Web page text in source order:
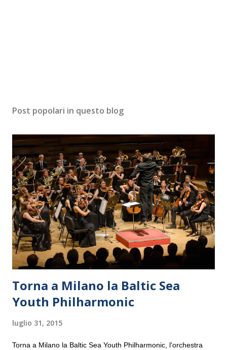
Post popolari in questo blog
Torna a Milano la Baltic Sea
Youth Philharmonic
luglio 31, 2015
Torna a Milano la Baltic Sea Youth Philharmonic, l'orchestra